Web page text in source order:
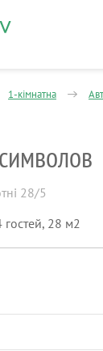
1-кімнатна
28/5
гостей, 28 м2